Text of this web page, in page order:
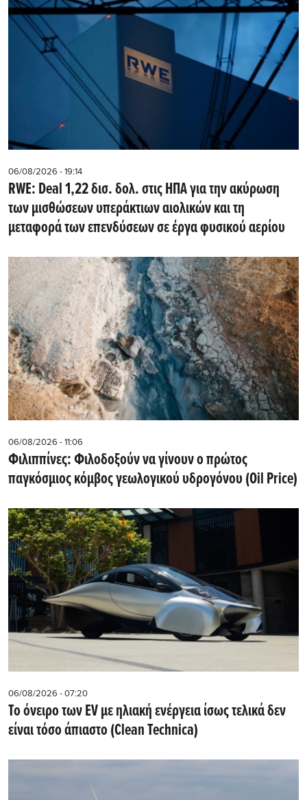
06/08/2026 - 19:14
RWE: Deal 1,22 δισ. δολ. στις ΗΠΑ για την ακύρωση
των μισθώσεων υπεράκτιων αιολικών και τη
μεταφορά των επενδύσεων σε έργα φυσικού αερίου
06/08/2026 - 11:06
Φιλιππίνες: Φιλοδοξούν να γίνουν ο πρώτος
παγκόσμιος κόμβος γεωλογικού υδρογόνου (Oil Price)
06/08/2026 - 07:20
Το όνειρο των EV με ηλιακή ενέργεια ίσως τελικά δεν
είναι τόσο άπιαστο (Clean Technica)